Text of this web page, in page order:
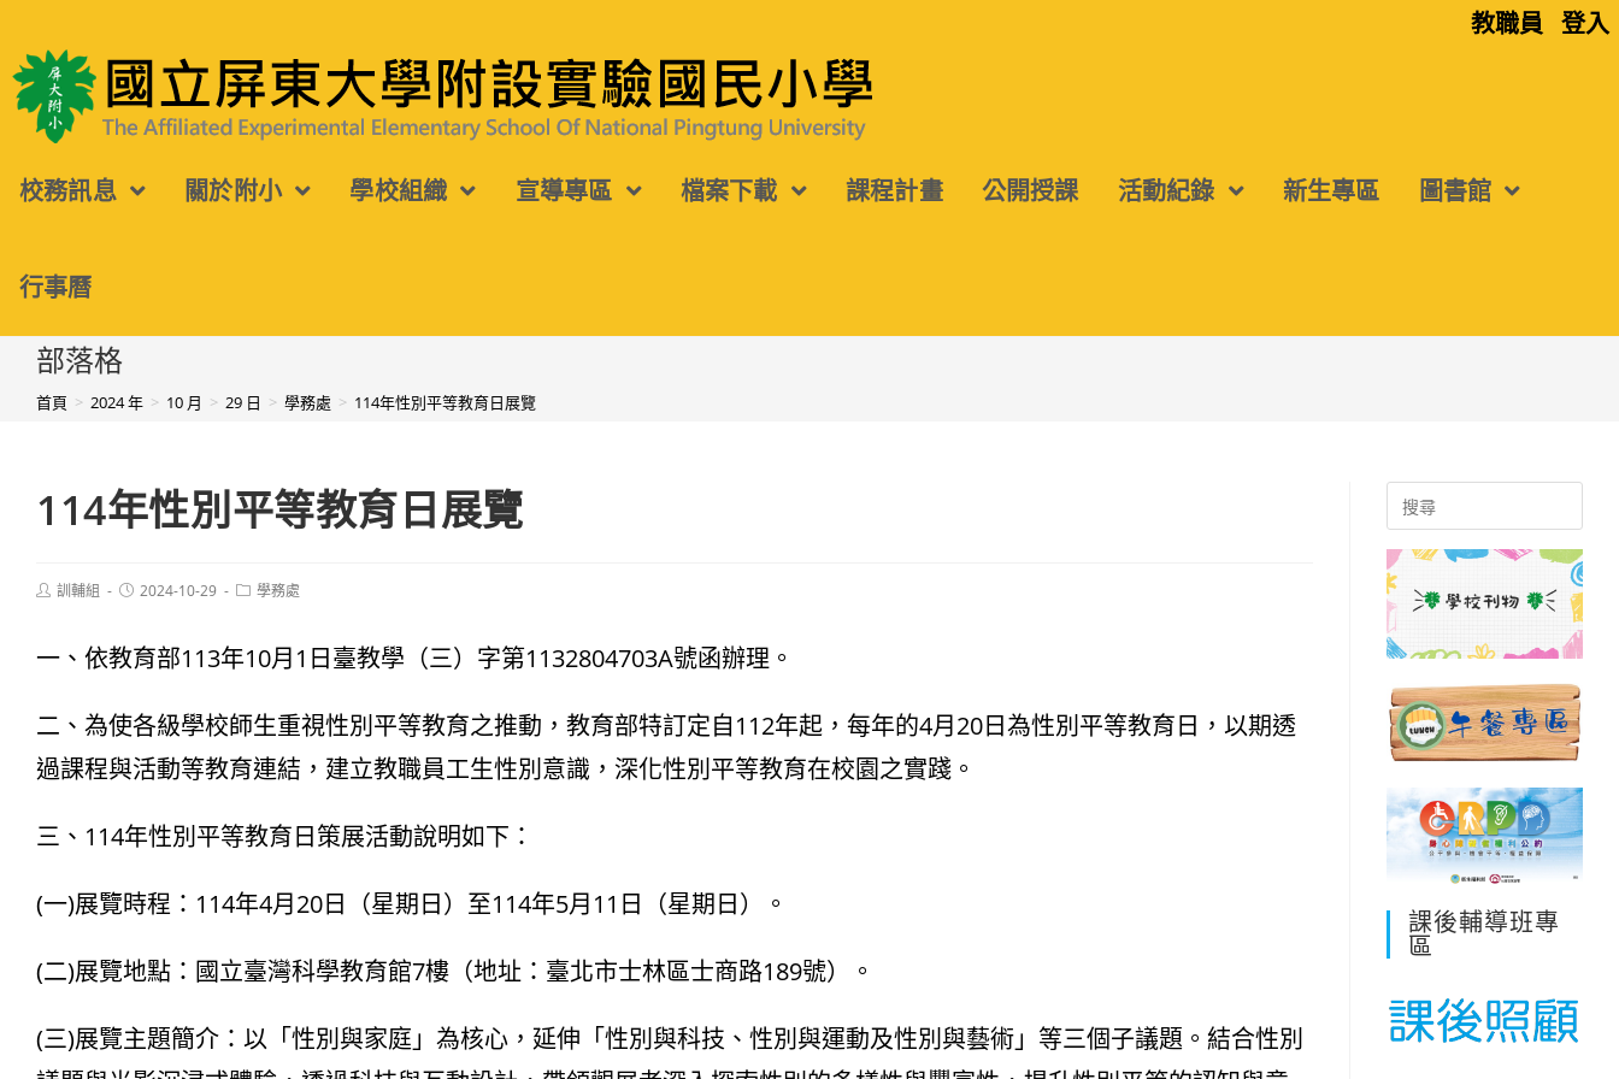
轉
至
要
容
教職員 登入
國立屏東大學附設實驗國民小學
校務訊息 關於附小 學校組織 宣導專區 檔案下載 課程計畫 公開授課 活動紀錄 新生專區 圖書館
行事曆
部落格
首頁 > 2024 年 > 10 月 > 29 日 > 學務處 > 114年性別平等教育日展覽
114年性別平等教育日展覽
Post訓輔組
Post2024-10-29
Post學務處
一、依教育部113年10月1日臺教學（三）字第1132804703A號函辦理。
二、為使各級學校師生重視性別平等教育之推動，教育部特訂定自112年起，每年的4月20日為性別平等教育日，以期透
過課程與活動等教育連結，建立教職員工生性別意識，深化性別平等教育在校園之實踐。
三、114年性別平等教育日策展活動說明如下：
(一)展覽時程：114年4月20日（星期日）至114年5月11日（星期日）。
(二)展覽地點：國立臺灣科學教育館7樓（地址：臺北市士林區士商路189號）。
(三)展覽主題簡介：以「性別與家庭」為核心，延伸「性別與科技、性別與運動及性別與藝術」等三個子議題。結合性別
Search
for:
課後輔導班專
區